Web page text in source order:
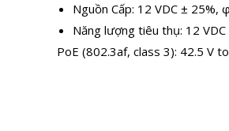
Nguồn Cấp: 12 VDC ± 25%,
Năng lượng tiêu thụ: 12
PoE (802.3af, class 3): 42.5 V